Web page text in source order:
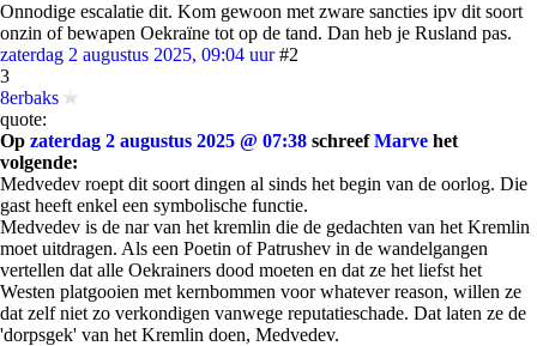
Onnodige escalatie dit. Kom gewoon met zware sancties ipv dit soort
onzin of bewapen Oekraïne tot op de tand. Dan heb je Rusland pas.
zaterdag 2 augustus 2025, 09:04 uur #2
3
8erbaks
quote:
Op zaterdag 2 augustus 2025 @ 07:38 schreefMarve het
volgende:
Medvedev roept dit soort dingen al sinds het begin van de oorlog. Die
gast heeft enkel een symbolische functie.
Medvedev is de nar van het kremlin die de gedachten van het Kremlin
moet uitdragen. Als een Poetin of Patrushev in de wandelgangen
vertellen dat alle Oekrainers dood moeten en dat ze het liefst het
Westen platgooien met kernbommen voor whatever reason, willen ze
dat zelf niet zo verkondigen vanwege reputatieschade. Dat laten ze de
'dorpsgek' van het Kremlin doen, Medvedev.